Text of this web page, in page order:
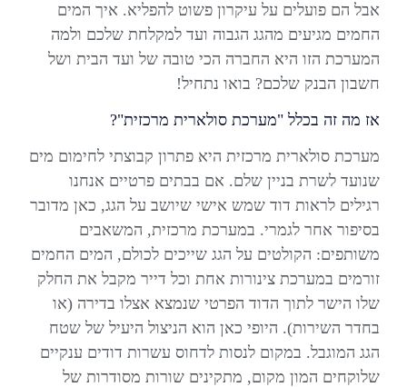
אבל הם פועלים על עיקרון פשוט להפליא. איך המים
החמים מגיעים מהגג הגבוה ועד למקלחת שלכם ולמה
המערכת הזו היא החברה הכי טובה של ועד הבית ושל
חשבון הבנק שלכם? בואו נתחיל!
אז מה זה בכלל "מערכת סולארית מרכזית"?
מערכת סולארית מרכזית היא פתרון קבוצתי לחימום מים
שנועד לשרת בניין שלם. אם בבתים פרטיים אנחנו
רגילים לראות דוד שמש אישי שיושב על הגג, כאן מדובר
בסיפור אחר לגמרי. במערכת מרכזית, המשאבים
משותפים: הקולטים על הגג שייכים לכולם, המים החמים
זורמים במערכת צינורות אחת וכל דייר מקבל את החלק
שלו הישר לתוך הדוד הפרטי שנמצא אצלו בדירה (או
בחדר השירות). היופי כאן הוא הניצול היעיל של שטח
הגג המוגבל. במקום לנסות לדחוס עשרות דודים ענקיים
שלוקחים המון מקום, מתקינים שורות מסודרות של